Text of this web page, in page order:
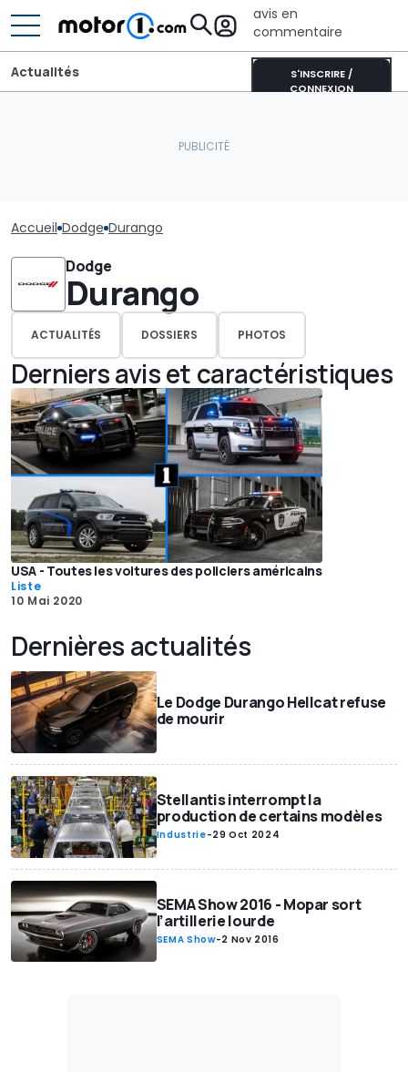
avis en
commentaire
S'INSCRIRE /
CONNEXION
Actualités
Accueil Dodge Durango
Dodge
Durango
ACTUALITÉS DOSSIERS PHOTOS
Derniers avis et caractéristiques
USA - Toutes les voitures des policiers américains
Liste
10 Mai 2020
Dernières actualités
Le Dodge Durango Hellcat refuse
de mourir
Stellantis interrompt la
production de certains modèles
Industrie-29 Oct 2024
SEMA Show 2016 - Mopar sort
l’artillerie lourde
SEMA Show-2 Nov 2016